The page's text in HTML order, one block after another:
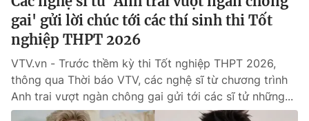
gai' gửi lời chúc tới các thí sinh thi Tốt
nghiệp THPT 2026
VTV.vn - Trước thềm kỳ thi Tốt nghiệp THPT 2026,
thông qua Thời báo VTV, các nghệ sĩ từ chương trình
Anh trai vượt ngàn chông gai gửi tới các sĩ tử những...